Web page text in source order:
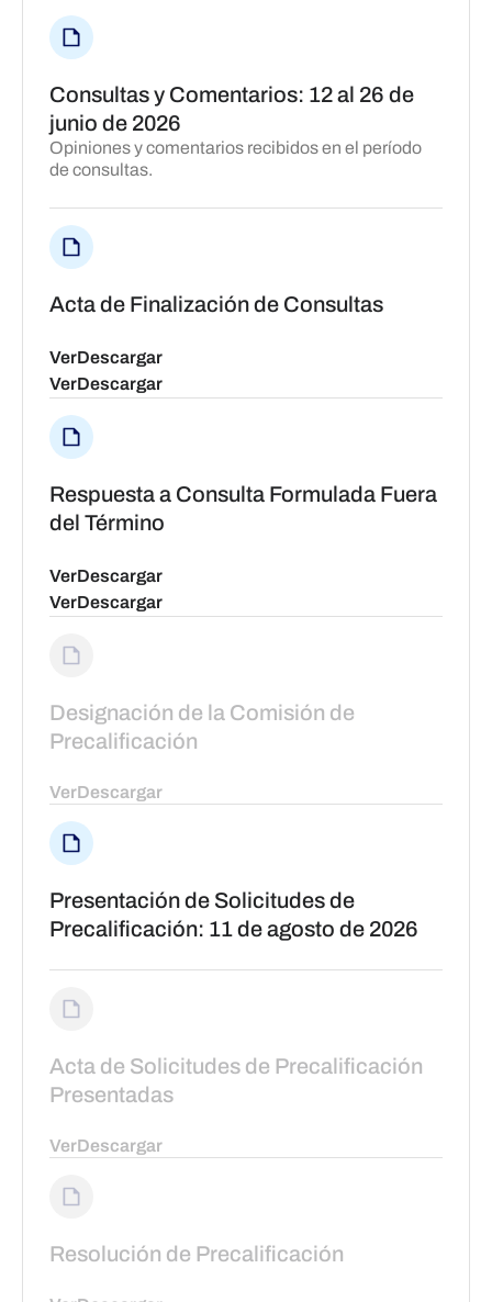
Consultas y Comentarios: 12 al 26 de
junio de 2026
Opiniones y comentarios recibidos en el período
de consultas.
Acta de Finalización de Consultas
Ver
Ver
Descargar
Descargar
Respuesta a Consulta Formulada Fuera
del Término
Ver
Ver
Descargar
Descargar
Designación de la Comisión de
Precalificación
VerDescargar
Presentación de Solicitudes de
Precalificación: 11 de agosto de 2026
Acta de Solicitudes de Precalificación
Presentadas
VerDescargar
Resolución de Precalificación